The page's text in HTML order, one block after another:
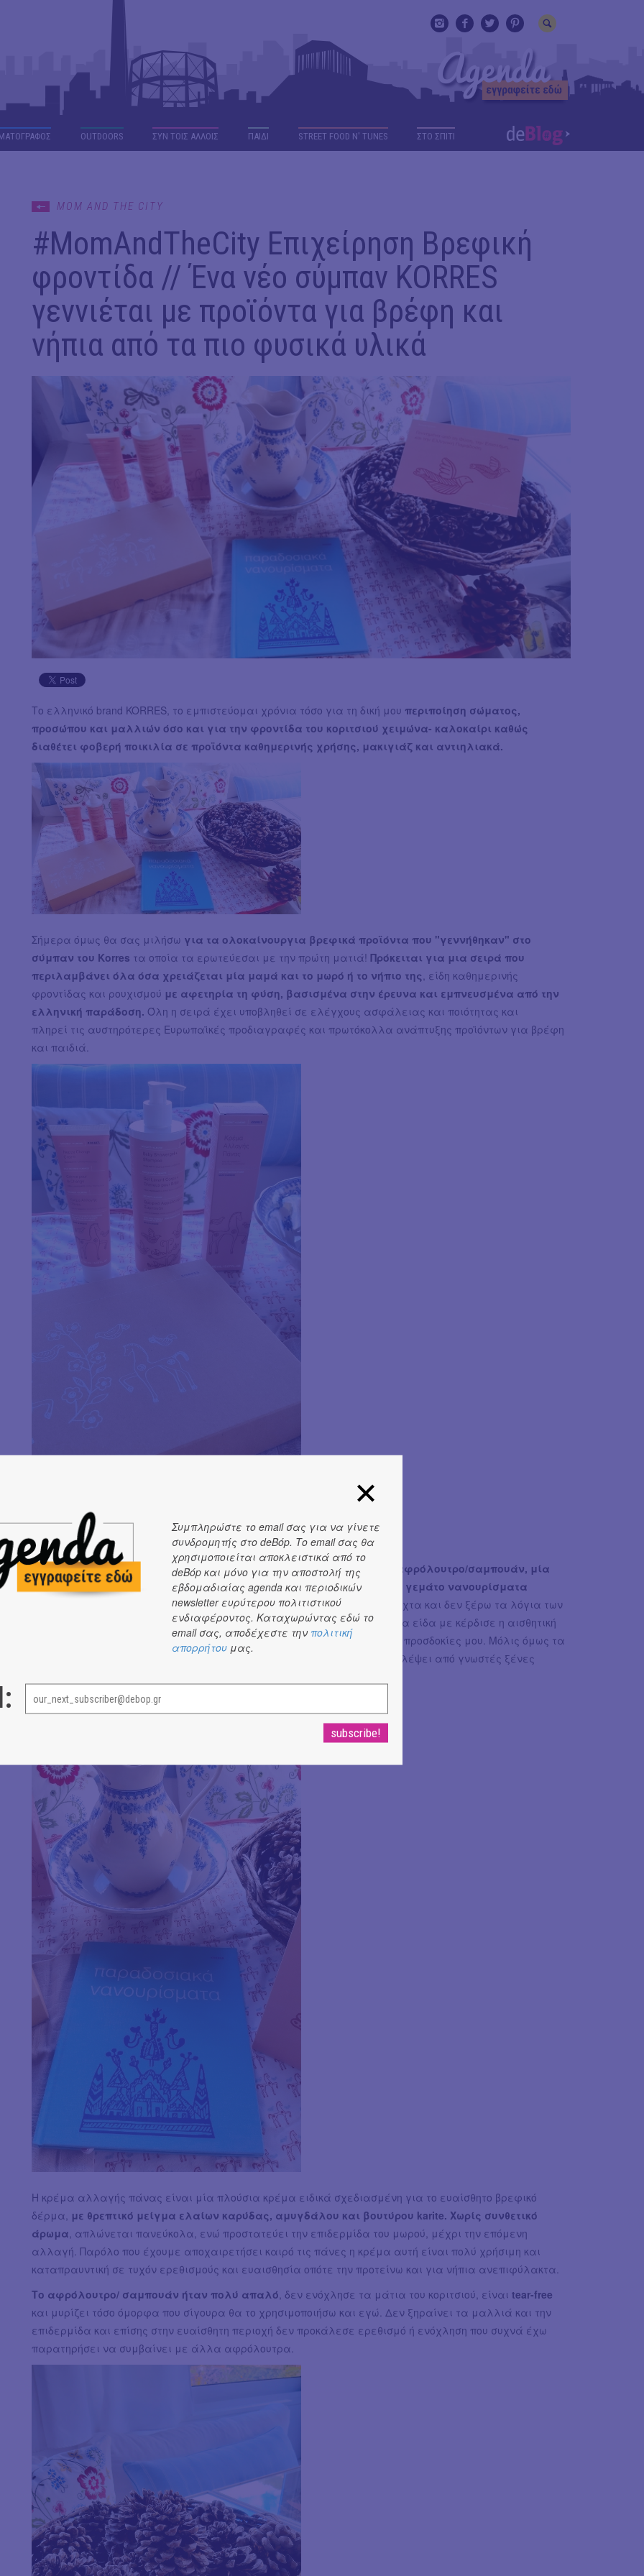
OUTDΟORS ΣΥΝ ΤΟΙΣ ΑΛΛΟΙΣ ΠΑΙΔΙ STREET FOOD N' TUNES ΣΤΟ ΣΠΙΤΙ
MOM AND THE CITY
#ΜomAndTheCity Επιχείρηση Βρεφική
φροντίδα // Ένα νέο σύμπαν KORRES
γεννιέται με προϊόντα για βρέφη και
νήπια από τα πιο φυσικά υλικά
Το ελληνικό brand KORRES, το εμπιστεύομαι χρόνια τόσο για τη δική μου περιποίηση σώματος,
προσώπου και μαλλιών όσο και για την φροντίδα του κοριτσιού χειμώνα- καλοκαίρι καθώς
διαθέτει φοβερή ποικιλία σε προϊόντα καθημερινής χρήσης, μακιγιάζ και αντιηλιακά.
Σήμερα όμως θα σας μιλήσω για τα ολοκαίνουργια βρεφικά προϊόντα που "γεννήθηκαν" στο
σύμπαν του Korres τα οποία τα ερωτεύεσαι με την πρώτη ματιά! Πρόκειται για μια σειρά που
περιλαμβάνει όλα όσα χρειάζεται μία μαμά και το μωρό ή το νήπιο της , είδη καθημερινής
φροντίδας και ρουχισμού με αφετηρία τη φύση, βασισμένα στην έρευνα και εμπνευσμένα από την
ελληνική παράδοση. Όλη η σειρά έχει υποβληθεί σε ελέγχους ασφάλειας και ποιότητας και
πληρεί τις αυστηρότερες Ευρωπαϊκές προδιαγραφές και πρωτόκολλα ανάπτυξης προϊόντων για βρέφη
και παιδιά.
Στο σπίτι μας κατέφθασε ένα πανέμορφο κουτί μεσετ δωράκια - ένα αφρόλουτρο/σαμπουάν, μία
μουσελίνα και ένα κουβερτάκι τόσο όμορφα και απαλά, ένα βιβλίο γεμάτο νανουρίσματα
(πόσο το αγάπησα, πάντα θέλω να της τραγουδήσω τη νύχτα και δεν ξέρω τα λόγια των
και μία κρέμα αλλαγής πάνας. Αρχικά μόλις τα είδα με κέρδισε η αισθητική
τους, τα χρώματα και έχω να πω πως ένιωσα ό,τι το brand ξεπέρασε τις προσδοκίες μου. Μόλις όμως τα
δοκίμασα χάρηκα πολύ που μία ελληνική εταιρία δεν έχει τίποτα να ζηλέψει από γνωστές ξένες
Η κρέμα αλλαγής πάνας είναι μία πλούσια κρέμα ειδικά σχεδιασμένη για το ευαίσθητο βρεφικό
δέρμα, με θρεπτικό μείγμα ελαίων καρύδας, αμυγδάλου και βουτύρου karite. Χωρίς συνθετικό
άρωμα , απλώνεται πανεύκολα, ενώ προστατεύει την επιδερμίδα του μωρού, μέχρι την επόμενη
αλλαγή. Παρόλο που έχουμε αποχαιρετήσει καιρό τις πάνες η κρέμα αυτή είναι πολύ χρήσιμη και
καταπραυντική σε τυχόν ερεθισμούς και ευαισθησία οπότε την προτείνω και για νήπια ανεπιφύλακτα.
Το αφρόλουτρο/ σαμπουάν ήταν πολύ απαλό , δεν ενόχλησε τα μάτια του κοριτσιού, είναι tear-free
και μυρίζει τόσο όμορφα που σίγουρα θα το χρησιμοποιήσω και εγώ. Δεν ξηραίνει τα μαλλιά και την
επιδερμίδα και επίσης στην ευαίσθητη περιοχή δεν προκάλεσε ερεθισμό ή ενόχληση που συχνά έχω
παρατηρήσει να συμβαίνει με άλλα αφρόλουτρα.
Συμπληρώστε το email σας για να γίνετε
συνδρομητής στο deBόp. Το email σας θα
χρησιμοποιείται αποκλειστικά από το
deBόp και μόνο για την αποστολή της
εβδομαδιαίας agenda και περιοδικών
newsletter ευρύτερου πολιτιστικού
ενδιαφέροντος. Καταχωρώντας εδώ το
email σας, αποδέχεστε την πολιτική
απορρήτου μας.